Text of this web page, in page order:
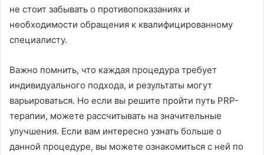
не стоит забывать о противопоказаниях и
необходимости обращения к квалифицированному
специалисту.
Важно помнить, что каждая процедура требует
индивидуального подхода, и результаты могут
варьироваться. Но если вы решите пройти путь PRP-
терапии, можете рассчитывать на значительные
улучшения. Если вам интересно узнать больше о
данной процедуре, вы можете ознакомиться с ней по